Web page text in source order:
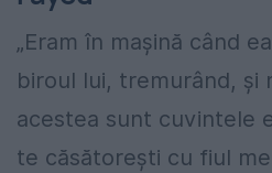
„Eram în mașină când
biroul lui, tremurând, și
acestea sunt cuvintele
te căsătorești cu fiul